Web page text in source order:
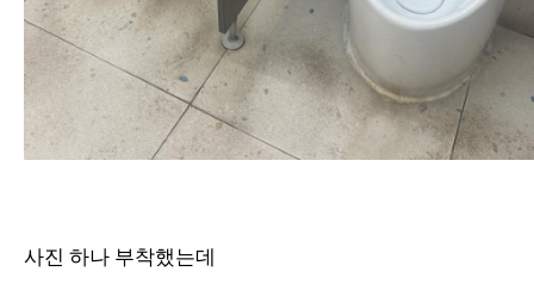
사진 하나 부착했는데